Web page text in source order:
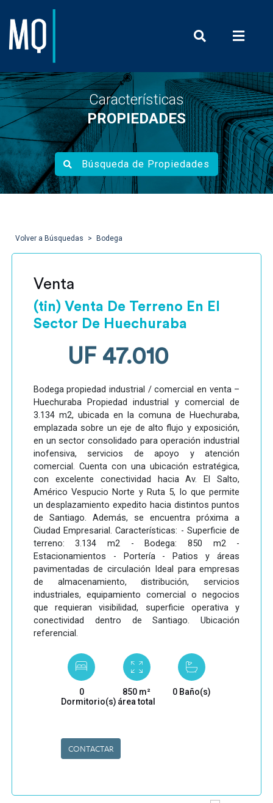
Características
PROPIEDADES
Búsqueda de Propiedades
Volver a Búsquedas Bodega
Venta
(tin) Venta De Terreno En El
Sector De Huechuraba
UF 47.010
Bodega propiedad industrial / comercial en venta –
Huechuraba Propiedad industrial y comercial de
3.134 m2, ubicada en la comuna de Huechuraba,
emplazada sobre un eje de alto flujo y exposición,
en un sector consolidado para operación industrial
inofensiva, servicios de apoyo y atención
comercial. Cuenta con una ubicación estratégica,
con excelente conectividad hacia Av. El Salto,
Américo Vespucio Norte y Ruta 5, lo que permite
un desplazamiento expedito hacia distintos puntos
de Santiago. Además, se encuentra próxima a
Ciudad Empresarial. Características: - Superficie de
terreno: 3.134 m2 - Bodega: 850 m2 -
Estacionamientos - Portería - Patios y áreas
pavimentadas de circulación Ideal para empresas
de almacenamiento, distribución, servicios
industriales, equipamiento comercial o negocios
que requieran visibilidad, superficie operativa y
conectividad dentro de Santiago. Ubicación
referencial.
0
Dormitorio(s)
850 m²
área total
0 Baño(s)
CONTACTAR